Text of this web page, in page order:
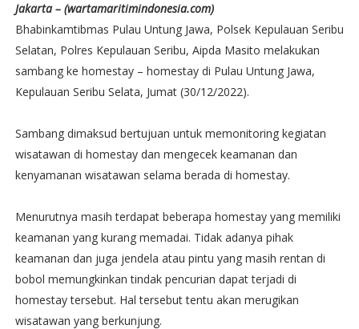
Jakarta – (wartamaritimindonesia.com)
Bhabinkamtibmas Pulau Untung Jawa, Polsek Kepulauan Seribu
Selatan, Polres Kepulauan Seribu, Aipda Masito melakukan
sambang ke homestay – homestay di Pulau Untung Jawa,
Kepulauan Seribu Selata, Jumat (30/12/2022).
Sambang dimaksud bertujuan untuk memonitoring kegiatan
wisatawan di homestay dan mengecek keamanan dan
kenyamanan wisatawan selama berada di homestay.
Menurutnya masih terdapat beberapa homestay yang memiliki
keamanan yang kurang memadai. Tidak adanya pihak
keamanan dan juga jendela atau pintu yang masih rentan di
bobol memungkinkan tindak pencurian dapat terjadi di
homestay tersebut. Hal tersebut tentu akan merugikan
wisatawan yang berkunjung.